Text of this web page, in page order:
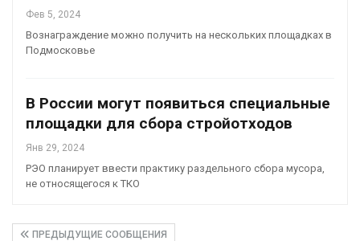
Фев 5, 2024
Вознаграждение можно получить на нескольких площадках в
Подмосковье
В России могут появиться специальные
площадки для сбора стройотходов
Янв 29, 2024
РЭО планирует ввести практику раздельного сбора мусора,
не относящегося к ТКО
ПРЕДЫДУЩИЕ СООБЩЕНИЯ